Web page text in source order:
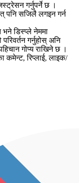
गर्नुपर्ने छ ।
पनि सजिलै लगइन गर्न
भने डिस्प्ले नेममा
गर्नुहोस् अनि
गोप्य राखिने छ ।
कमेन्ट, रिप्लाई, लाइक/